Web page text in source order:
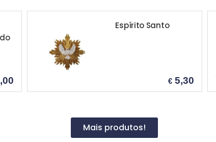
Terço em metal
8,50
Mais produtos!